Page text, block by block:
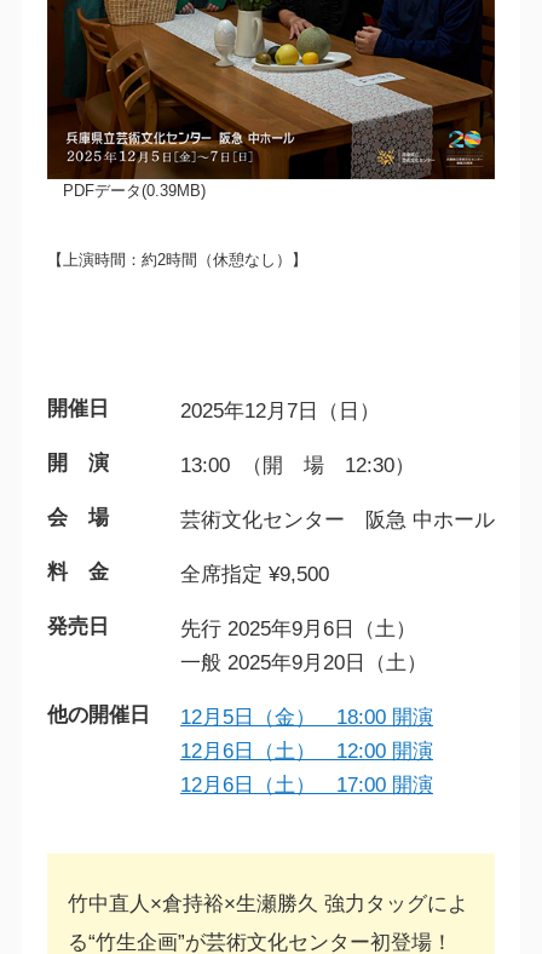
PDFデータ(0.39MB)
【上演時間：約2時間（休憩なし）】
開催日 2025年12月7日（日）
開 演 13:00 （開 場 12:30）
会 場 芸術文化センター 阪急 中ホール
料 金 全席指定 ¥9,500
発売日
先行 2025年9月6日（土）
一般 2025年9月20日（土）
他の開催日
12月5日（金） 18:00 開演
12月6日（土） 12:00 開演
12月6日（土） 17:00 開演
竹中直人×倉持裕×生瀬勝久 強力タッグによ
る“竹生企画”が芸術文化センター初登場！